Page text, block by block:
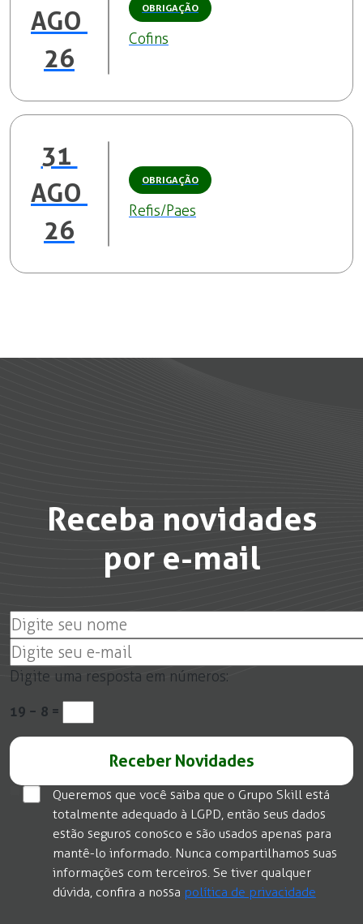
AGO
26
OBRIGAÇÃO
Cofins
31
AGO
26
OBRIGAÇÃO
Refis/Paes
Receba novidades
por e-mail
Digite uma resposta em números:
19 − 8 =
Queremos que você saiba que o Grupo Skill está
totalmente adequado à LGPD, então seus dados
estão seguros conosco e são usados apenas para
mantê-lo informado. Nunca compartilhamos suas
informações com terceiros. Se tiver qualquer
dúvida, confira a nossa política de privacidade